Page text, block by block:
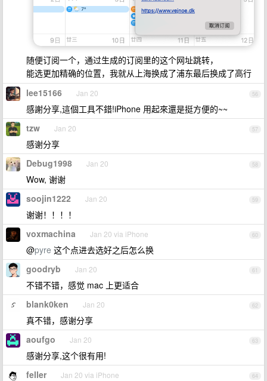
随便订阅一个，通过生成的订阅里的这个网址跳转，
能选更加精确的位置，我就从上海换成了浦东最后换成了高行
56
lee15166 Jan 20
感謝分享,這個工具不錯!iPhone 用起來還是挺方便的~~
57
tzw Jan 20
感谢分享
58
Debug1998 Jan 20
Wow, 谢谢
59
soojin1222 Jan 20
谢谢！！！！
60
voxmachina Jan 20 via iPhone
@pyre 这个点进去选好之后怎么换
61
goodryb Jan 20
不错不错，感觉 mac 上更适合
62
blank0ken Jan 20
真不错，感谢分享
63
aoufgo Jan 20
感谢分享,这个很有用!
64
feller Jan 20 via iPhone